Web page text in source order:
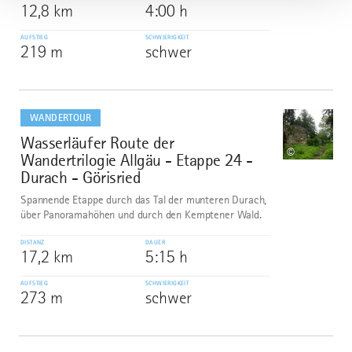
12,8 km 4:00 h
AUFSTIEG
219 m
SCHWIERIGKEIT
schwer
WANDERTOUR
6
Wasserläufer Route der
Wandertrilogie Allgäu - Etappe 24 -
Durach - Görisried
©
Spannende Etappe durch das Tal der munteren Durach,
über Panoramahöhen und durch den Kemptener Wald.
DISTANZ
17,2 km
DAUER
5:15 h
AUFSTIEG
273 m
SCHWIERIGKEIT
schwer
dazu